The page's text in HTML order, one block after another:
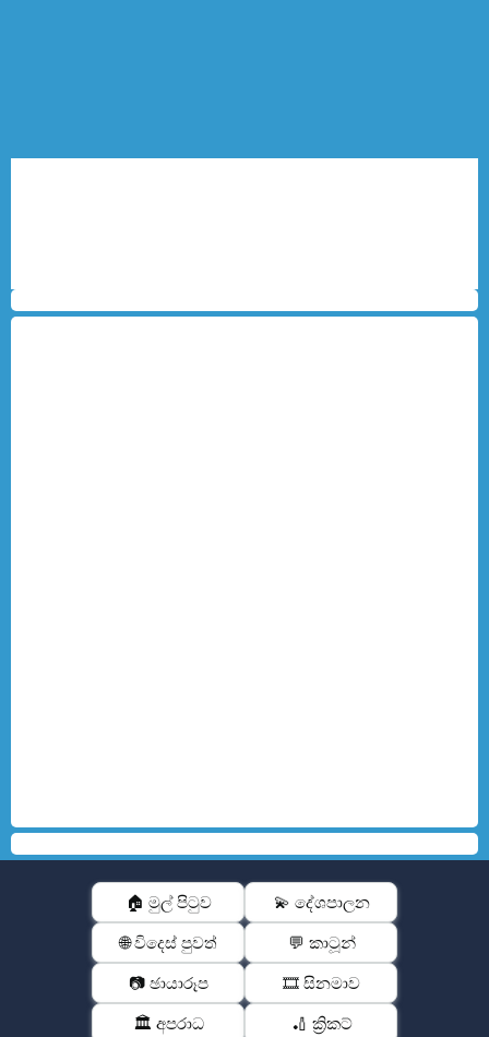
🏠 මුල් පිටුව 💫 දේශපාලන
🌐 විදෙස් පුවත් 💬 කාටූන්
📷 ඡායාරූප 🎞️ සිනමාව
🏛️ අපරාධ 🏏 ක්‍රිකට්